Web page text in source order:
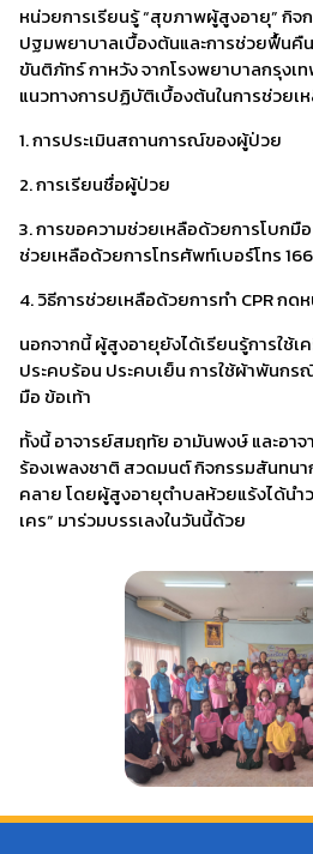
หน่วยการเรียนรู้ “สุขภาพผู้สูงอายุ” กิจ
ปฐมพยาบาลเบื้องต้นและการช่วยฟื้นคื
ขันติภัทร์ กาหวัง จากโรงพยาบาลกรุงเ
แนวทางการปฏิบัติเบื้องต้นในการช่วยเ
1. การประเมินสถานการณ์ของผู้ป่วย
2. การเรียนชื่อผู้ป่วย
3. การขอความช่วยเหลือด้วยการโบกมื
ช่วยเหลือด้วยการโทรศัพท์เบอร์โทร
4. วิธีการช่วยเหลือด้วยการทำ CPR กด
นอกจากนี้ ผู้สูงอายุยังได้เรียนรู้การใช้เ
ประคบร้อน ประคบเย็น การใช้ผ้าพันก
มือ ข้อเท้า
ทั้งนี้ อาจารย์สมฤทัย อามันพงษ์ และอา
ร้องเพลงชาติ สวดมนต์ กิจกรรมสันทน
คลาย โดยผู้สูงอายุตำบลห้วยแร้งได้นำ
เคร” มาร่วมบรรเลงในวันนี้ด้วย